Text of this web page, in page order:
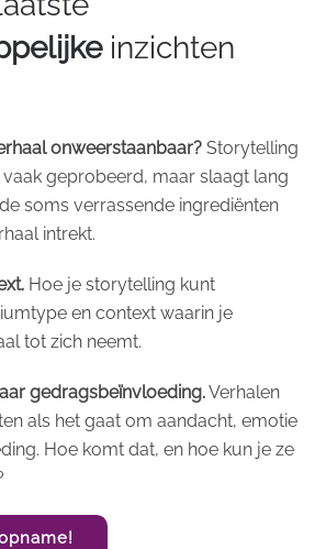
inzichten
onweerstaanbaar? Storytelling
geprobeerd, maar slaagt lang
soms verrassende ingrediënten
intrekt.
Hoe je storytelling kunt
en context waarin je
tot zich neemt.
gedragsbeïnvloeding.Verhalen
als het gaat om aandacht, emotie
Hoe komt dat, en hoe kun je ze